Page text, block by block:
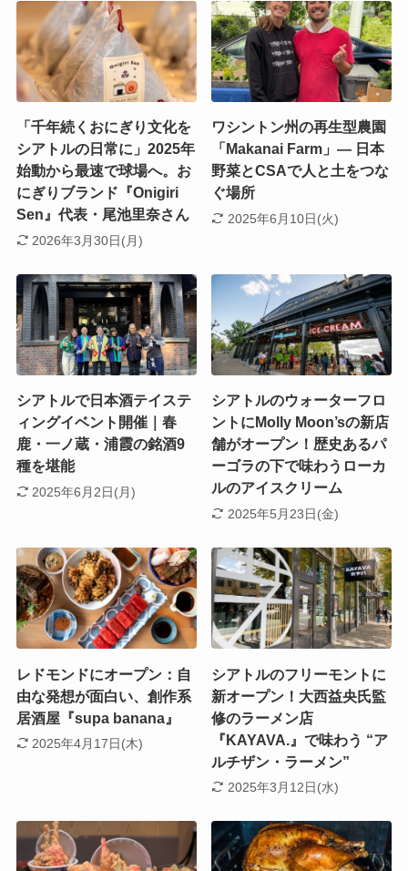
「千年続くおにぎり文化を
シアトルの日常に」2025年
始動から最速で球場へ。お
にぎりブランド『Onigiri
Sen』代表・尾池里奈さん
2026年3月30日(月)
ワシントン州の再生型農園
「Makanai Farm」― 日本
野菜とCSAで人と土をつな
ぐ場所
2025年6月10日(火)
シアトルで日本酒テイステ
ィングイベント開催｜春
鹿・一ノ蔵・浦霞の銘酒9
種を堪能
2025年6月2日(月)
シアトルのウォーターフロ
ントにMolly Moon’sの新店
舗がオープン！歴史あるパ
ーゴラの下で味わうローカ
ルのアイスクリーム
2025年5月23日(金)
レドモンドにオープン：自
由な発想が面白い、創作系
居酒屋『supa banana』
2025年4月17日(木)
シアトルのフリーモントに
新オープン！大西益央氏監
修のラーメン店
『KAYAVA.』で味わう “ア
ルチザン・ラーメン”
2025年3月12日(水)